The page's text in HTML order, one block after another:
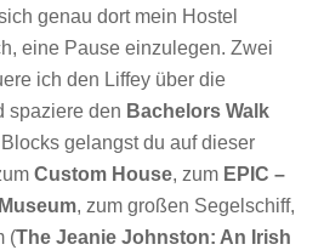
genau dort mein Hostel
eine Pause einzulegen. Zwei
ich den Liffey über die
spaziere den Bachelors Walk
gelangst du auf dieser
Custom House, zum EPIC –
, zum großen Segelschiff,
(The Jeanie Johnston: An Irish